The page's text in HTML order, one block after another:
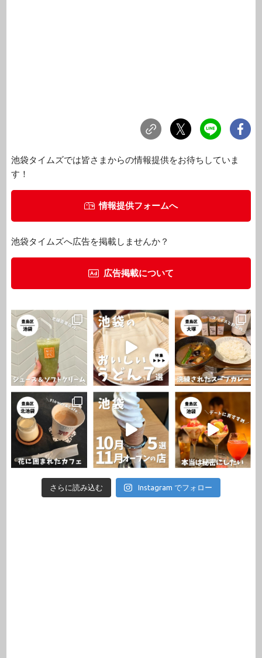
池袋タイムズでは皆さまからの情報提供をお待ちしていま
す！
情報提供フォームへ
池袋タイムズへ広告を掲載しませんか？
広告掲載について
さらに読み込む Instagram でフォロー